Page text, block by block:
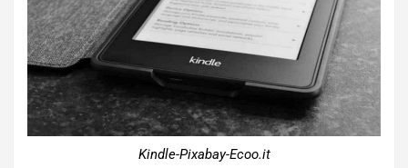
Kindle-Pixabay-Ecoo.it